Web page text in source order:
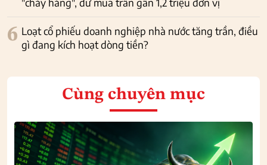
6 Loạt cổ phiếu doanh nghiệp nhà nước tăng trần, điều
gì đang kích hoạt dòng tiền?
Cùng chuyên mục